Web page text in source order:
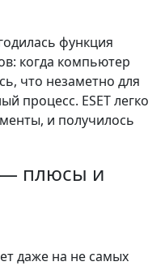
функция
когда компьютер
что незаметно для
процесс. ESET легко
и получилось
— плюсы и
даже на не самых